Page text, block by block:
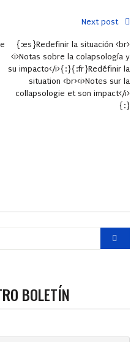
Next post
{:es}Redefinir la situación <br>
<i>Notas sobre la colapsología y
su impacto</i>{:}{:fr}Redéfinir la
situation <br><i>Notes sur la
collapsologie et son impact</i>
{:}
BOLETÍN